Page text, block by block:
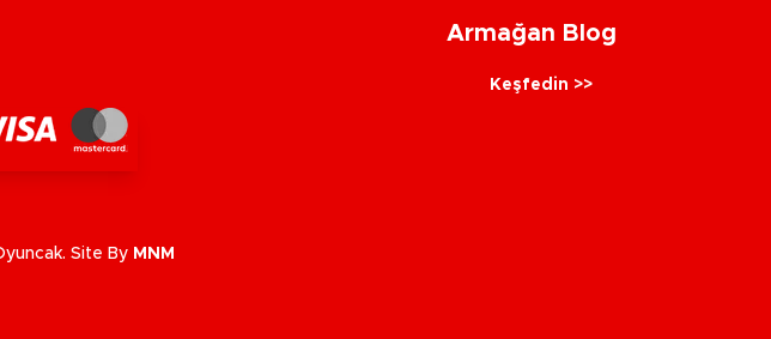
Armağan Blog
Keşfedin >>
Site By MNM